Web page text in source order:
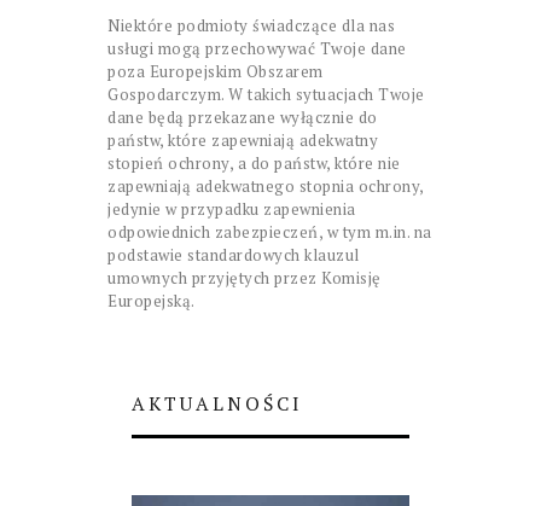
Niektóre podmioty świadczące dla nas
usługi mogą przechowywać Twoje dane
poza Europejskim Obszarem
Gospodarczym. W takich sytuacjach Twoje
dane będą przekazane wyłącznie do
państw, które zapewniają adekwatny
stopień ochrony, a do państw, które nie
zapewniają adekwatnego stopnia ochrony,
jedynie w przypadku zapewnienia
odpowiednich zabezpieczeń, w tym m.in. na
podstawie standardowych klauzul
umownych przyjętych przez Komisję
Europejską.
AKTUALNOŚCI